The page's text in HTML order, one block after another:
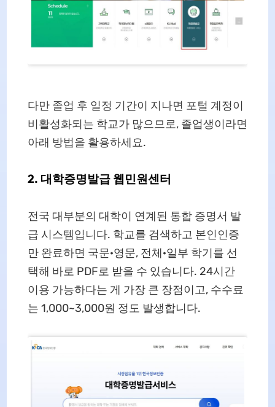
다만 졸업 후 일정 기간이 지나면 포털 계정이
비활성화되는 학교가 많으므로, 졸업생이라면
아래 방법을 활용하세요.
2. 대학증명발급 웹민원센터
전국 대부분의 대학이 연계된 통합 증명서 발
급 시스템입니다. 학교를 검색하고 본인인증
만 완료하면 국문·영문, 전체·일부 학기를 선
택해 바로 PDF로 받을 수 있습니다. 24시간
이용 가능하다는 게 가장 큰 장점이고, 수수료
는 1,000~3,000원 정도 발생합니다.